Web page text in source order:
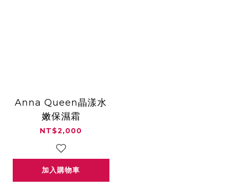
Anna Queen晶漾水
嫩保濕霜
NT$2,000
加入購物車